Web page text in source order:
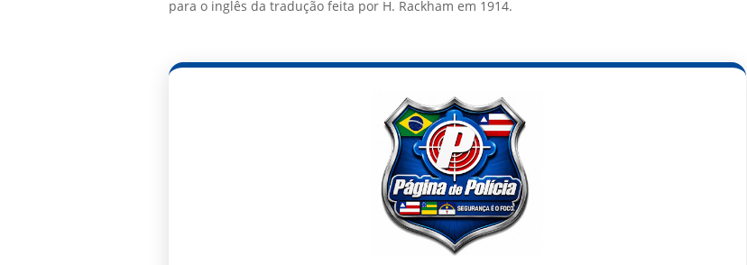
para o inglês da tradução feita por H. Rackham em 1914.